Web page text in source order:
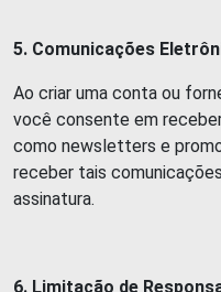
5. Comunicações
Ao criar uma conta ou
você consente em
como newsletters e
receber tais
assinatura.
6. Limitação de